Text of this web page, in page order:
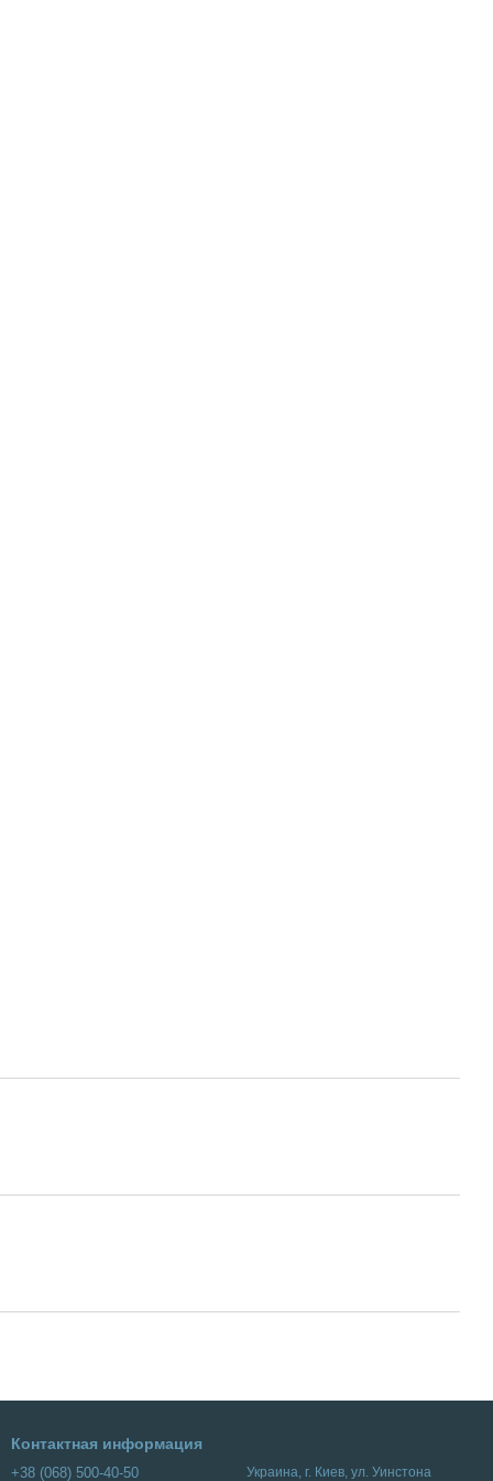
Контактная информация
+38 (068) 500-40-50 Украина, г. Киев, ул. Уинстона